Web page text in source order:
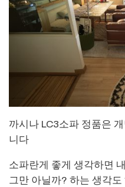
까시나 LC3소파 정품은
니다
소파란게 좋게 생각하면
그만 아닐까? 하는 생각도